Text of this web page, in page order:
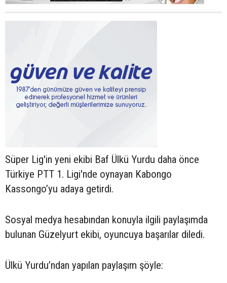
Süper Lig'in yeni ekibi Baf Ülkü Yurdu daha önce
Türkiye PTT 1. Ligi'nde oynayan Kabongo
Kassongo’yu adaya getirdi.
Sosyal medya hesabından konuyla ilgili paylaşımda
bulunan Güzelyurt ekibi, oyuncuya başarılar diledi.
Ülkü Yurdu’ndan yapılan paylaşım şöyle: